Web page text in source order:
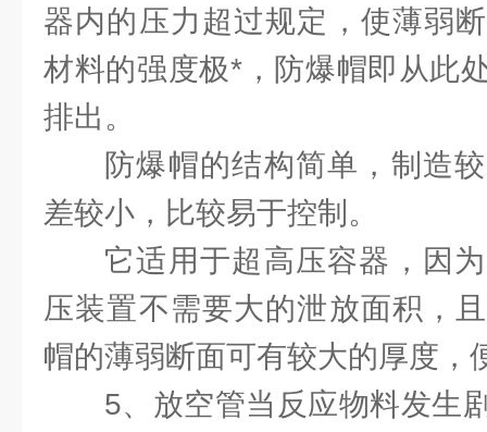
器内的压力超过规定，使薄弱
材料的强度极*，防爆帽即从此
排出。
防爆帽的结构简单，制造
差较小，比较易于控制。
它适用于超高压容器，因
压装置不需要大的泄放面积，
帽的薄弱断面可有较大的厚度，
5、放空管当反应物料发生